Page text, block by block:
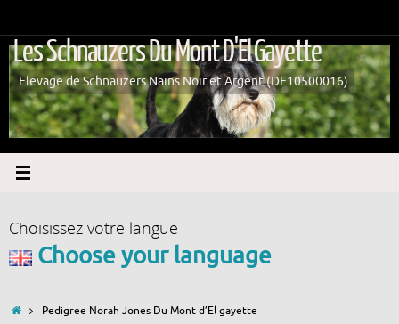
contenu
Les Schnauzers Du Mont D'El Gayette
Elevage de Schnauzers Nains Noir et Argent (DF10500016)
Choisissez votre langue
Choose your language
AccueilPedigree Norah Jones Du Mont d’El gayette